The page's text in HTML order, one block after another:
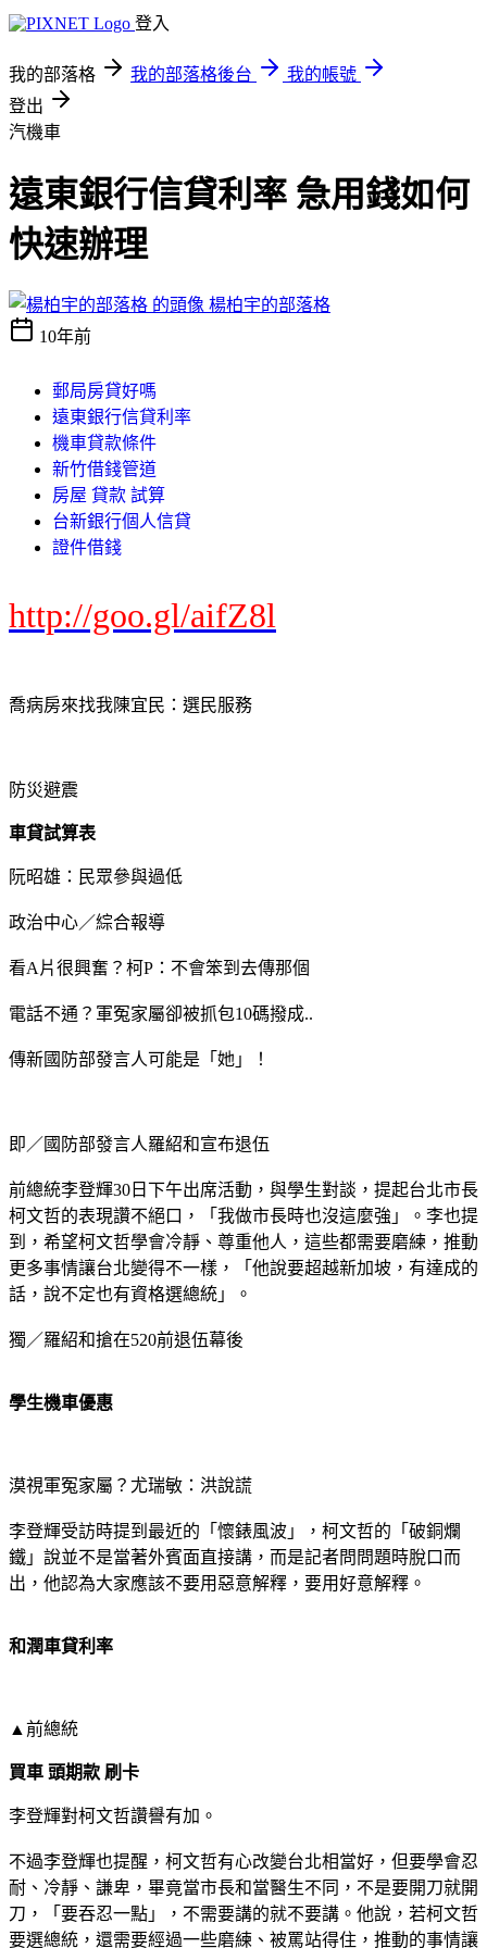
登入
我的部落格 我的部落格後台
我的帳號
登出
汽機車
遠東銀行信貸利率 急用錢如何
快速辦理
楊柏宇的部落格
10年前
郵局房貸好嗎
遠東銀行信貸利率
機車貸款條件
新竹借錢管道
房屋 貸款 試算
台新銀行個人信貸
證件借錢
http://goo.gl/aifZ8l
喬病房來找我陳宜民：選民服務
防災避震
車貸試算表
阮昭雄：民眾參與過低
政治中心／綜合報導
看A片很興奮？柯P：不會笨到去傳那個
電話不通？軍冤家屬卻被抓包10碼撥成..
傳新國防部發言人可能是「她」！
即／國防部發言人羅紹和宣布退伍
前總統李登輝30日下午出席活動，與學生對談，提起台北市長
柯文哲的表現讚不絕口，「我做市長時也沒這麼強」。李也提
到，希望柯文哲學會冷靜、尊重他人，這些都需要磨練，推動
更多事情讓台北變得不一樣，「他說要超越新加坡，有達成的
話，說不定也有資格選總統」。
獨／羅紹和搶在520前退伍幕後
學生機車優惠
漠視軍冤家屬？尤瑞敏：洪說謊
李登輝受訪時提到最近的「懷錶風波」，柯文哲的「破銅爛
鐵」說並不是當著外賓面直接講，而是記者問問題時脫口而
出，他認為大家應該不要用惡意解釋，要用好意解釋。
和潤車貸利率
▲前總統
買車 頭期款 刷卡
李登輝對柯文哲讚譽有加。
不過李登輝也提醒，柯文哲有心改變台北相當好，但要學會忍
耐、冷靜、謙卑，畢竟當市長和當醫生不同，不是要開刀就開
刀，「要吞忍一點」，不需要講的就不要講。他說，若柯文哲
要選總統，還需要經過一些磨練、被罵站得住，推動的事情讓